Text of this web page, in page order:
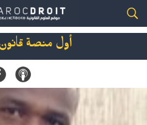
أول منصة